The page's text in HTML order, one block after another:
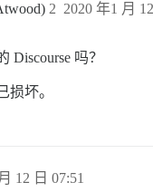
2020 年1 月
2
Discourse 吗？
损坏。
12 日 07:51